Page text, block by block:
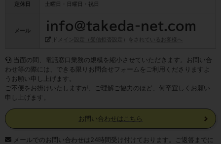
定休日 土曜日・日曜日・祝日
メール
ドメイン設定（受信拒否設定）をされているお客様へ
当面の間、電話窓口業務の規模を縮小させていただきます。お問い合
わせ等の際には、できる限りお問合せフォームをご利用くださりますよ
うお願い申し上げます。
ご不便をお掛けいたしますが、ご理解ご協力のほど、何卒宜しくお願い
申し上げます。
お問い合わせはこちら
メールでのお問い合わせは24時間受け付けております。ご返答までに